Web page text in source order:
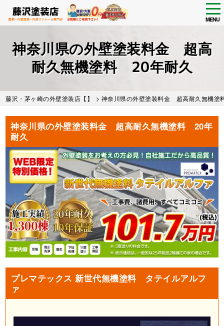
main
MENU
神奈川県の外壁塗装料金 超高
耐久無機塗料 20年耐久
藤沢・茅ヶ崎の外壁塗装店【】 > 神奈川県の外壁塗装料金 超高耐久無機
神奈川県の外壁塗装料金 超高耐久無機塗料 20年
耐久
プレマテックス 新世代無機塗料 タテイルアルフ
ァ